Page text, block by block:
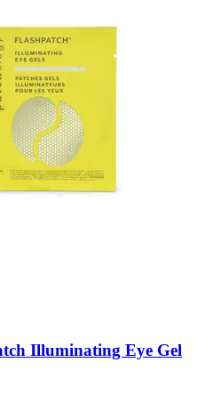
Illuminating Eye Gel